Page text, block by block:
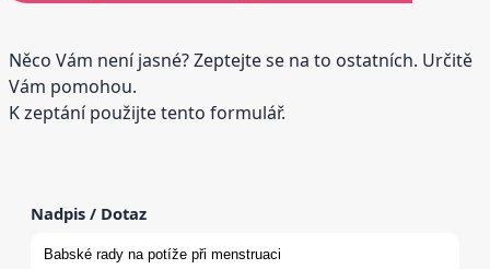
Něco Vám není jasné? Zeptejte se na to ostatních. Určitě
Vám pomohou.
K zeptání použijte tento formulář.
Nadpis / Dotaz